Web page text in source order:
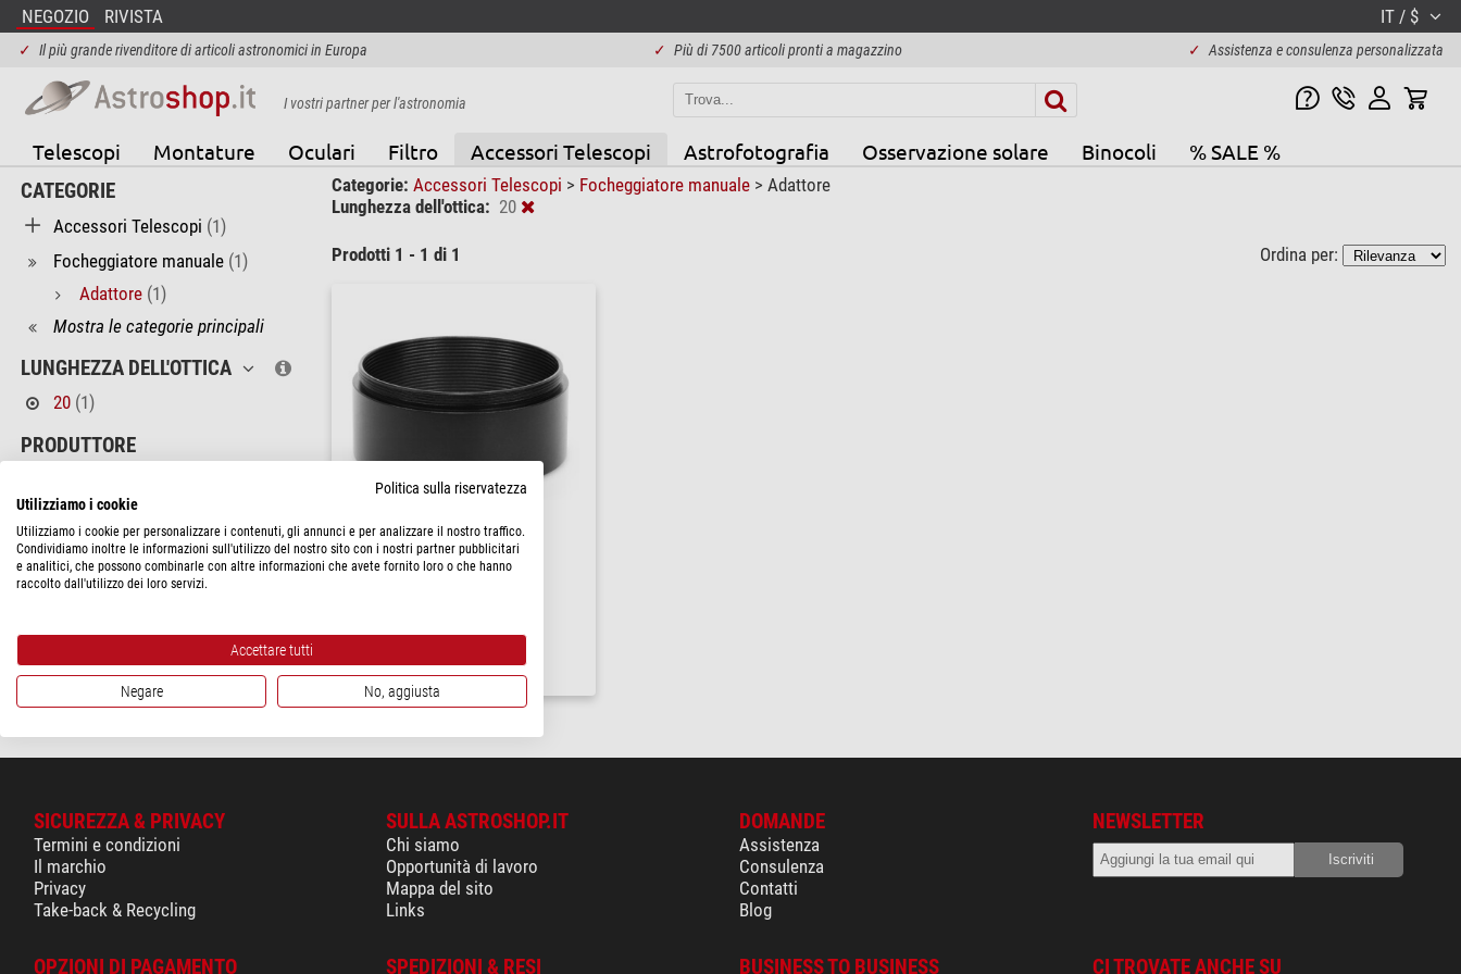
NEGOZIO RIVISTA IT / $
✓ Il più grande rivenditore di articoli astronomici in Europa ✓ Più di 7500 articoli pronti a magazzino ✓ Assistenza e consulenza personalizzata
I vostri partner per l'astronomia
Telescopi Montature Oculari Filtro Accessori Telescopi Astrofotografia Osservazione solare Binocoli % SALE %
CATEGORIE
Accessori Telescopi (1)
Focheggiatore manuale (1)
Adattore (1)
Mostra le categorie principali
LUNGHEZZA DELL'OTTICA
20 (1)
PRODUTTORE
PREZZO
< 60 $(1)
in magazzino(1)
Categorie: Accessori Telescopi > Focheggiatore manuale > Adattore
Lunghezza dell'ottica: 20
Prodotti 1 - 1 di 1 Ordina per:
Omegon
Raccordo di prolunga da 20 mm per
$ 19,90
spedibile in24 ore
SICUREZZA & PRIVACY
Termini e condizioni
Il marchio
Privacy
Take-back & Recycling
SULLA ASTROSHOP.IT
Chi siamo
Opportunità di lavoro
Mappa del sito
Links
DOMANDE
Assistenza
Consulenza
Contatti
Blog
NEWSLETTER
OPZIONI DI PAGAMENTO SPEDIZIONI & RESI BUSINESS TO BUSINESS CI TROVATE ANCHE SU
Politica sulla riservatezza
Utilizziamo i cookie
Utilizziamo i cookie per personalizzare i contenuti, gli annunci e per analizzare il nostro traffico.
Condividiamo inoltre le informazioni sull'utilizzo del nostro sito con i nostri partner pubblicitari
e analitici, che possono combinarle con altre informazioni che avete fornito loro o che hanno
raccolto dall'utilizzo dei loro servizi.
Accettare tutti
Negare No, aggiusta